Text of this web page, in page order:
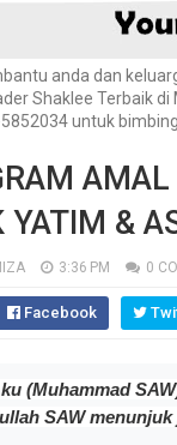
anda dan
Shaklee Terbaik
untuk
YATIM &
3:36 PM 0
Facebook
(Muhammad
SAW